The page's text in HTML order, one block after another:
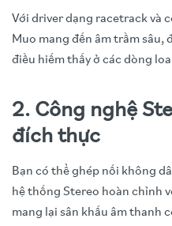
Với driver dạng racetrack và
Muo mang đến âm trầm sâu,
điều hiếm thấy ở các dòng
2. Công nghệ
đích thực
Bạn có thể ghép nối không
hệ thống Stereo hoàn chỉnh
mang lại sân khấu âm thanh